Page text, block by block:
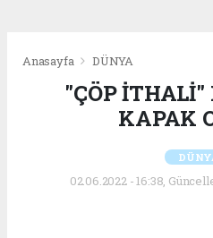
Anasayfa DÜNYA
"ÇÖP İTHALİ"
KAPAK
02.06.2022 - 16:38,